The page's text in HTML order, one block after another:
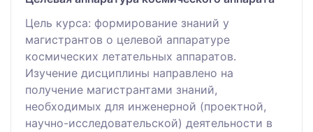
Цель курса: формирование знаний у
магистрантов о целевой аппаратуре
космических летательных аппаратов.
Изучение дисциплины направлено на
получение магистрантами знаний,
необходимых для инженерной (проектной,
научно-исследовательской) деятельности в